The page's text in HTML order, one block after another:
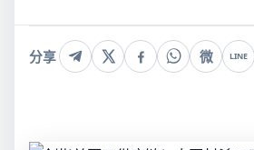
分享 微 LINE